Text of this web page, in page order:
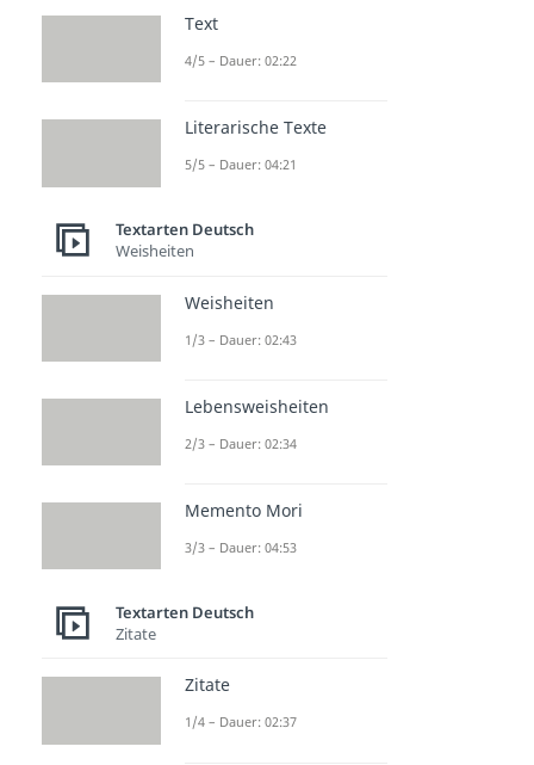
Text
4/5 – Dauer: 02:22
Literarische Texte
5/5 – Dauer: 04:21
Textarten Deutsch
Weisheiten
Weisheiten
1/3 – Dauer: 02:43
Lebensweisheiten
2/3 – Dauer: 02:34
Memento Mori
3/3 – Dauer: 04:53
Textarten Deutsch
Zitate
Zitate
1/4 – Dauer: 02:37